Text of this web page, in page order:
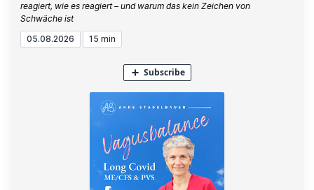
reagiert, wie es reagiert – und warum das kein Zeichen von
Schwäche ist
05.08.2026
15 min